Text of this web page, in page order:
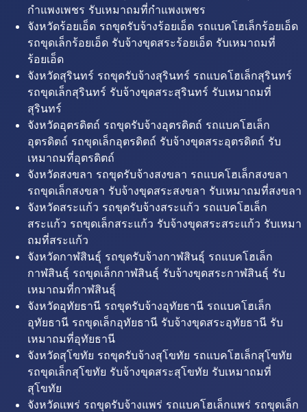
กำแพงเพชร รับเหมาถมที่กำแพงเพชร
จังหวัดร้อยเอ็ด รถขุดรับจ้างร้อยเอ็ด รถแบคโฮเล็กร้อยเอ็ด
รถขุดเล็กร้อยเอ็ด รับจ้างขุดสระร้อยเอ็ด รับเหมาถมที่
ร้อยเอ็ด
จังหวัดสุรินทร์ รถขุดรับจ้างสุรินทร์ รถแบคโฮเล็กสุรินทร์
รถขุดเล็กสุรินทร์ รับจ้างขุดสระสุรินทร์ รับเหมาถมที่
สุรินทร์
จังหวัดอุตรดิตถ์ รถขุดรับจ้างอุตรดิตถ์ รถแบคโฮเล็ก
อุตรดิตถ์ รถขุดเล็กอุตรดิตถ์ รับจ้างขุดสระอุตรดิตถ์ รับ
เหมาถมที่อุตรดิตถ์
จังหวัดสงขลา รถขุดรับจ้างสงขลา รถแบคโฮเล็กสงขลา
รถขุดเล็กสงขลา รับจ้างขุดสระสงขลา รับเหมาถมที่สงขลา
จังหวัดสระแก้ว รถขุดรับจ้างสระแก้ว รถแบคโฮเล็ก
สระแก้ว รถขุดเล็กสระแก้ว รับจ้างขุดสระสระแก้ว รับเหมา
ถมที่สระแก้ว
จังหวัดกาฬสินธุ์ รถขุดรับจ้างกาฬสินธุ์ รถแบคโฮเล็ก
กาฬสินธุ์ รถขุดเล็กกาฬสินธุ์ รับจ้างขุดสระกาฬสินธุ์ รับ
เหมาถมที่กาฬสินธุ์
จังหวัดอุทัยธานี รถขุดรับจ้างอุทัยธานี รถแบคโฮเล็ก
อุทัยธานี รถขุดเล็กอุทัยธานี รับจ้างขุดสระอุทัยธานี รับ
เหมาถมที่อุทัยธานี
จังหวัดสุโขทัย รถขุดรับจ้างสุโขทัย รถแบคโฮเล็กสุโขทัย
รถขุดเล็กสุโขทัย รับจ้างขุดสระสุโขทัย รับเหมาถมที่
สุโขทัย
จังหวัดแพร่ รถขุดรับจ้างแพร่ รถแบคโฮเล็กแพร่ รถขุดเล็ก